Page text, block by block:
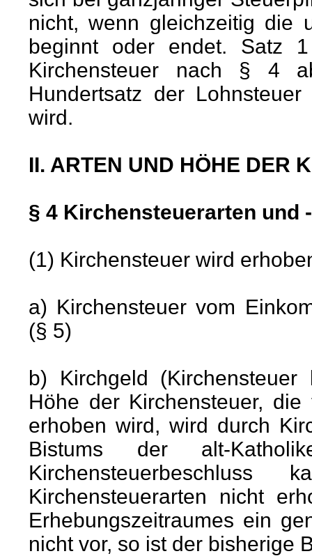
nicht, wenn gleichzeitig die
beginnt oder endet. Satz
Kirchensteuer nach § 4
Hundertsatz der
wird.
II. ARTEN UND HÖHE DER
§ 4 Kirchensteuerarten und
(1) Kirchensteuer wird
a) Kirchensteuer vom
(§ 5)
b) Kirchgeld
Höhe der Kirchensteuer,
erhoben wird, wird durch
Bistums der alt-
Kirchensteuerarten nicht
Erhebungszeitraumes ein
nicht vor, so ist der bisherige